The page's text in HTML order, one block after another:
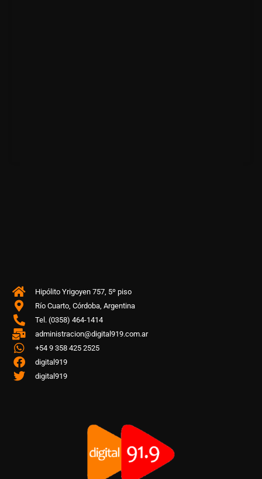
Hipólito Yrigoyen 757, 5º piso
Río Cuarto, Córdoba, Argentina
Tel. (0358) 464-1414
administracion@digital919.com.ar
+54 9 358 425 2525
digital919
digital919